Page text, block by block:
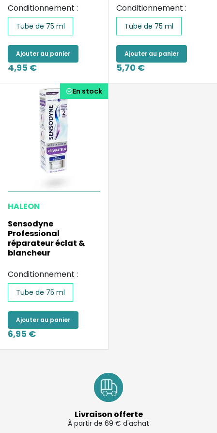
Conditionnement :
Tube de 75 ml
Ajouter au panier
4,95 €
Conditionnement :
Tube de 75 ml
Ajouter au panier
5,70 €
En stock
HALEON
Sensodyne
Professional
réparateur éclat &
blancheur
Conditionnement :
Tube de 75 ml
Ajouter au panier
6,95 €
Livraison offerte
À partir de 69 € d'achat